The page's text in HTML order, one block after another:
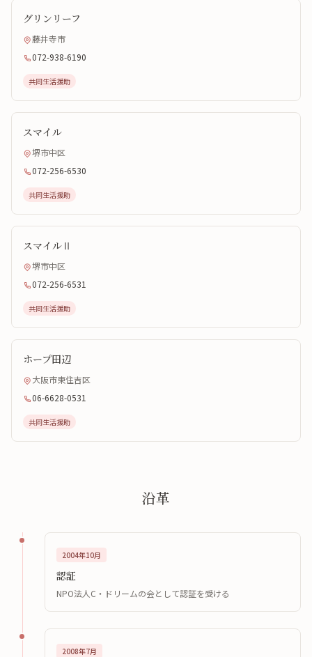
グリンリーフ
藤井寺市
072-938-6190
共同生活援助
スマイル
堺市中区
072-256-6530
共同生活援助
スマイルⅡ
堺市中区
072-256-6531
共同生活援助
ホープ田辺
大阪市東住吉区
06-6628-0531
共同生活援助
沿革
2004年10月
認証
NPO法人C・ドリームの会として認証を受ける
2008年7月